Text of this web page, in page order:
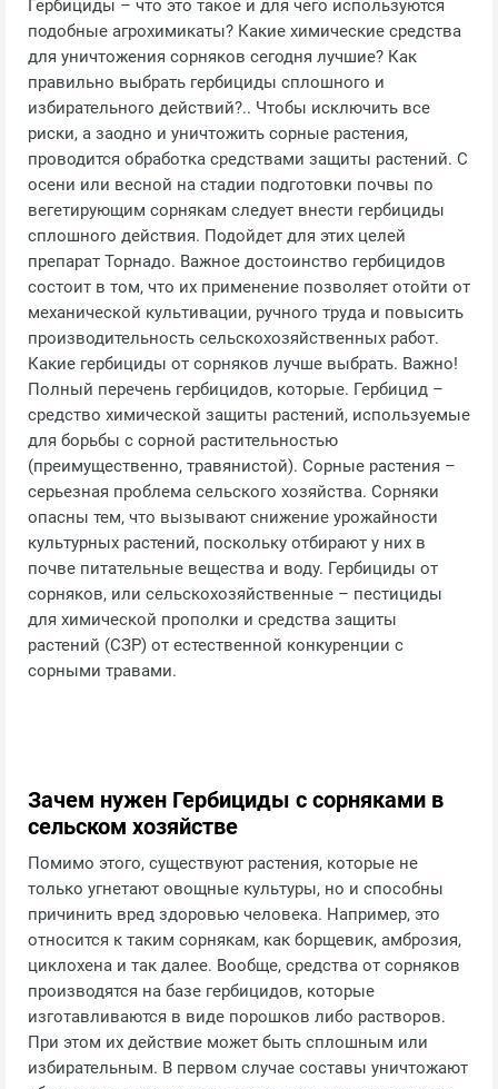
Гербициды – что это такое и для чего используются
подобные агрохимикаты? Какие химические средства
для уничтожения сорняков сегодня лучшие? Как
правильно выбрать гербициды сплошного и
избирательного действий?.. Чтобы исключить все
риски, а заодно и уничтожить сорные растения,
проводится обработка средствами защиты растений. С
осени или весной на стадии подготовки почвы по
вегетирующим сорнякам следует внести гербициды
сплошного действия. Подойдет для этих целей
препарат Торнадо. Важное достоинство гербицидов
состоит в том, что их применение позволяет отойти от
механической культивации, ручного труда и повысить
производительность сельскохозяйственных работ.
Какие гербициды от сорняков лучше выбрать. Важно!
Полный перечень гербицидов, которые. Гербицид –
средство химической защиты растений, используемые
для борьбы с сорной растительностью
(преимущественно, травянистой). Сорные растения –
серьезная проблема сельского хозяйства. Сорняки
опасны тем, что вызывают снижение урожайности
культурных растений, поскольку отбирают у них в
почве питательные вещества и воду. Гербициды от
сорняков, или сельскохозяйственные – пестициды
для химической прополки и средства защиты
растений (СЗР) от естественной конкуренции с
сорными травами.
Зачем нужен Гербициды с сорняками в
сельском хозяйстве
Помимо этого, существуют растения, которые не
только угнетают овощные культуры, но и способны
причинить вред здоровью человека. Например, это
относится к таким сорнякам, как борщевик, амброзия,
циклохена и так далее. Вообще, средства от сорняков
производятся на базе гербицидов, которые
изготавливаются в виде порошков либо растворов.
При этом их действие может быть сплошным или
избирательным. В первом случае составы уничтожают